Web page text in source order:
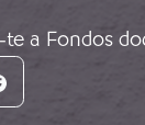
te a Fondos
Facebook